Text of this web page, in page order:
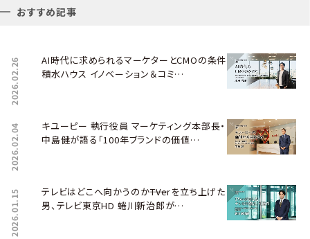
おすすめ記事
2026.02.26
AI時代に求められるマーケターとCMOの条件――
積水ハウス イノベーション＆コミ…
2026.02.04
キユーピー 執行役員 マーケティング本部長・
中島健が語る「100年ブランドの価値…
2026.01.15
テレビはどこへ向かうのか――TVerを立ち上げた
男、テレビ東京HD 蜷川新治郎が…